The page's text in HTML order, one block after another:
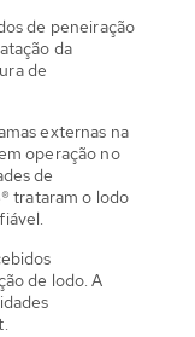
de peneiração
da
de
externas na
operação no
de
trataram o lodo
de lodo. A